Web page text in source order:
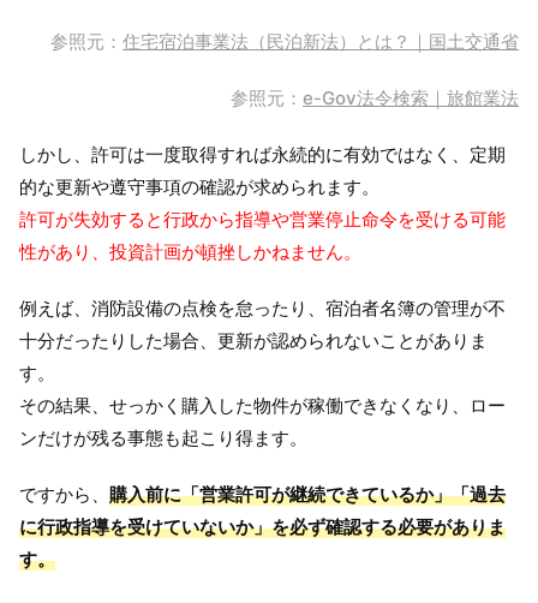
参照元： 住宅宿泊事業法（民泊新法）とは？｜国土交通省
参照元： e-Gov法令検索｜旅館業法
しかし、許可は一度取得すれば永続的に有効ではなく、定期
的な更新や遵守事項の確認が求められます。
許可が失効すると行政から指導や営業停止命令を受ける可能
性があり、投資計画が頓挫しかねません。
例えば、消防設備の点検を怠ったり、宿泊者名簿の管理が不
十分だったりした場合、更新が認められないことがありま
す。
その結果、せっかく購入した物件が稼働できなくなり、ロー
ンだけが残る事態も起こり得ます。
ですから、 購入前に「営業許可が継続できているか」「過去
に行政指導を受けていないか」を必ず確認する必要がありま
す。